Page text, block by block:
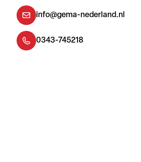
info@gema-nederland.nl
0343-745218